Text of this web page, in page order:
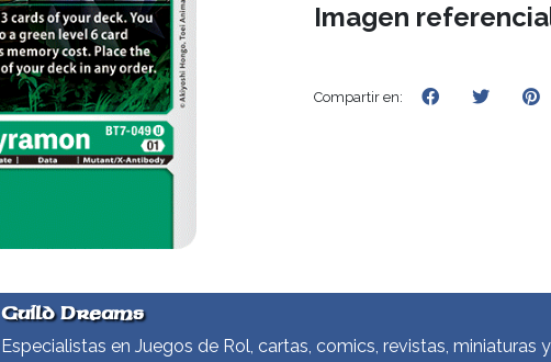
Imagen
Compartir en:
Guild Dreams
Especialistas en Juegos de Rol, cartas, comics, revistas, miniaturas y